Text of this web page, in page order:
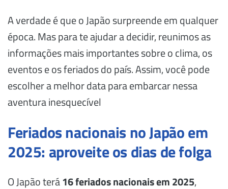
A verdade é que o Japão surpreende em qualquer
época. Mas para te ajudar a decidir, reunimos as
informações mais importantes sobre o clima, os
eventos e os feriados do país. Assim, você pode
escolher a melhor data para embarcar nessa
aventura inesquecível
Feriados nacionais no Japão em
2025: aproveite os dias de folga
O Japão terá16 feriados nacionais em 2025,